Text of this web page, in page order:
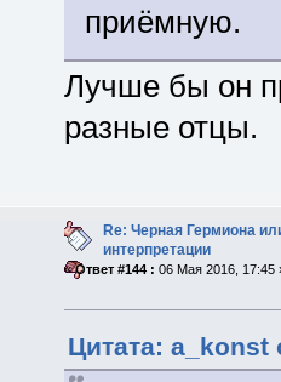
приёмную.
Лучше бы он
разные отцы.
Re: Черная Гермиона
интерпретации
«Ответ #144 : 06 Мая 2016, 17:45
Цитата: a_konst